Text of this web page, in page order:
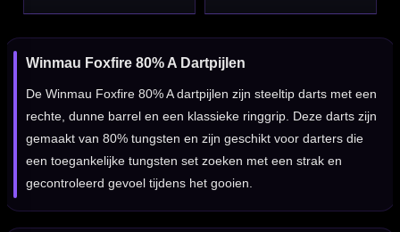
Winmau Foxfire 80% A Dartpijlen
De Winmau Foxfire 80% A dartpijlen zijn steeltip darts met een
rechte, dunne barrel en een klassieke ringgrip. Deze darts zijn
gemaakt van 80% tungsten en zijn geschikt voor darters die
een toegankelijke tungsten set zoeken met een strak en
gecontroleerd gevoel tijdens het gooien.